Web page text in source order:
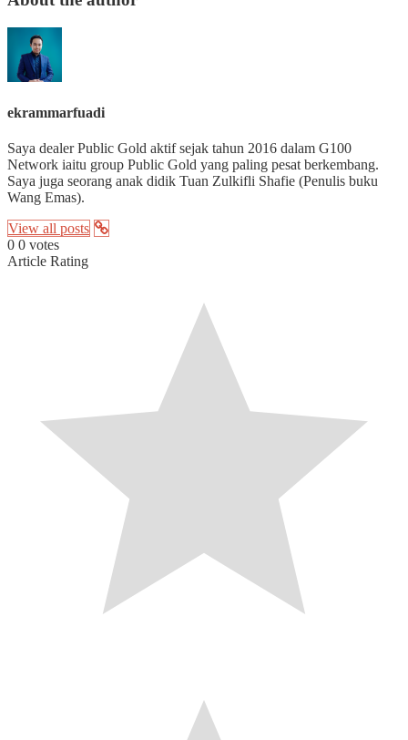
ekrammarfuadi
Saya dealer Public Gold aktif sejak tahun 2016 dalam G100
Network iaitu group Public Gold yang paling pesat berkembang.
Saya juga seorang anak didik Tuan Zulkifli Shafie (Penulis buku
Wang Emas).
View all posts
0 0 votes
Article Rating